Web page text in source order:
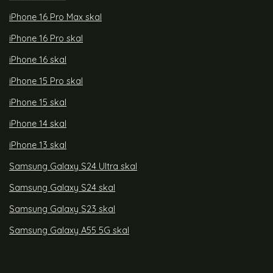
iPhone 16 Pro Max skal
iPhone 16 Pro skal
iPhone 16 skal
iPhone 15 Pro skal
iPhone 15 skal
iPhone 14 skal
iPhone 13 skal
Samsung Galaxy S24 Ultra skal
Samsung Galaxy S24 skal
Samsung Galaxy S23 skal
Samsung Galaxy A55 5G skal